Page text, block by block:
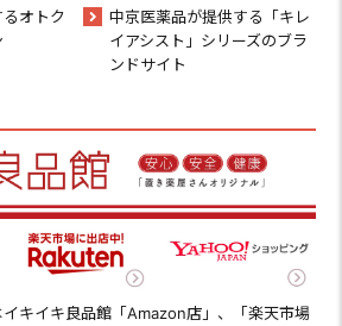
オトク
中京医薬品が提供する「キレ
イアシスト」シリーズのブラ
ンドサイト
キイキ良品館「Amazon店」、「楽天市場